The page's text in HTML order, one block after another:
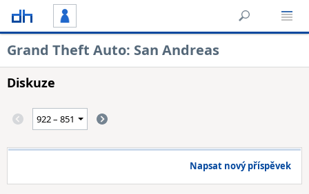
Grand Theft Auto: San Andreas
Diskuze
Napsat nový příspěvek